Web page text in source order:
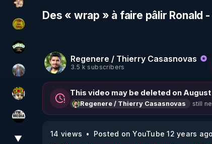
DataCenter
CDS pour TOUS
DMSO pour TOUS
Nicolas BOUVIER
Textes Sacrés & Maîtres Spirituels
HYM.MEDIA
▼
Des « wrap » à faire pâlir Ronald
Regenere / Thierry Casasnovas
3.5 k subscribers
This video may be deleted on August
Regenere / Thierry Casasnovas still
14 views
Posted on YouTube 12 years ago